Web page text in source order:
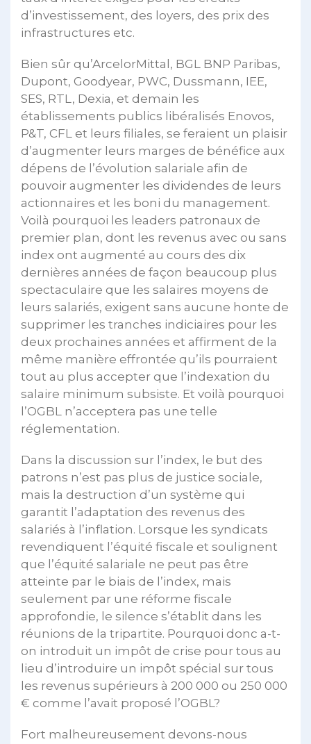
d’investissement, des loyers, des prix des
infrastructures etc.
Bien sûr qu’ArcelorMittal, BGL BNP Paribas,
Dupont, Goodyear, PWC, Dussmann, IEE,
SES, RTL, Dexia, et demain les
établissements publics libéralisés Enovos,
P&T, CFL et leurs filiales, se feraient un plaisir
d’augmenter leurs marges de bénéfice aux
dépens de l’évolution salariale afin de
pouvoir augmenter les dividendes de leurs
actionnaires et les boni du management.
Voilà pourquoi les leaders patronaux de
premier plan, dont les revenus avec ou sans
index ont augmenté au cours des dix
dernières années de façon beaucoup plus
spectaculaire que les salaires moyens de
leurs salariés, exigent sans aucune honte de
supprimer les tranches indiciaires pour les
deux prochaines années et affirment de la
même manière effrontée qu’ils pourraient
tout au plus accepter que l’indexation du
salaire minimum subsiste. Et voilà pourquoi
l’OGBL n’acceptera pas une telle
réglementation.
Dans la discussion sur l’index, le but des
patrons n’est pas plus de justice sociale,
mais la destruction d’un système qui
garantit l’adaptation des revenus des
salariés à l’inflation. Lorsque les syndicats
revendiquent l’équité fiscale et soulignent
que l’équité salariale ne peut pas être
atteinte par le biais de l’index, mais
seulement par une réforme fiscale
approfondie, le silence s’établit dans les
réunions de la tripartite. Pourquoi donc a-t-
on introduit un impôt de crise pour tous au
lieu d’introduire un impôt spécial sur tous
les revenus supérieurs à 200 000 ou 250 000
€ comme l’avait proposé l’OGBL?
Fort malheureusement devons-nous